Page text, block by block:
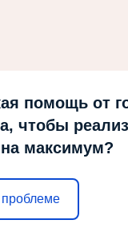
помощь от
чтобы
максимум?
проблеме